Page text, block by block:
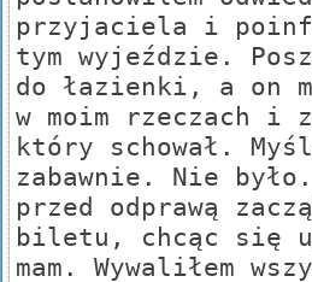
przyjaciela i
tym wyjeździe.
do łazienki, a on
w moim rzeczach i
który schował.
zabawnie. Nie
przed odprawą
biletu, chcąc się
mam. Wywaliłem